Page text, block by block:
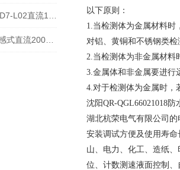
以下原则：
1.当检测体为金属材料
对铝、黄铜和不锈钢类
2.当检测体为非金属材料
3.金属体和非金属要进行
4.对于检测体为金属时，
沈阳QR-QGL66021018防
湖北杭荣电气有限公司
安装调试方便及使用寿
山、电力、化工、造纸
位、计数测速液面控制